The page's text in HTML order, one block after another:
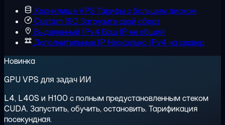
Хранилище VPS Тарифы с большим диском
Custom ISO Загрузите свой образ
Выделенный IPv4 Ваш IP, не общий
Дополнительные IP Несколько IPv4 на сервер
Новинка
GPU VPS для задач ИИ
L4, L40S и H100 с полным предустановленным стеком
CUDA. Запустить, обучить, остановить. Тарификация
посекундная.